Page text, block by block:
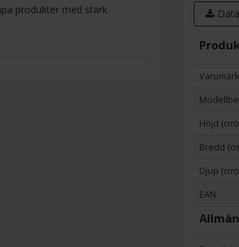
produkter med stark
Höjd (cm):
Bredd
Djup (cm):
EAN